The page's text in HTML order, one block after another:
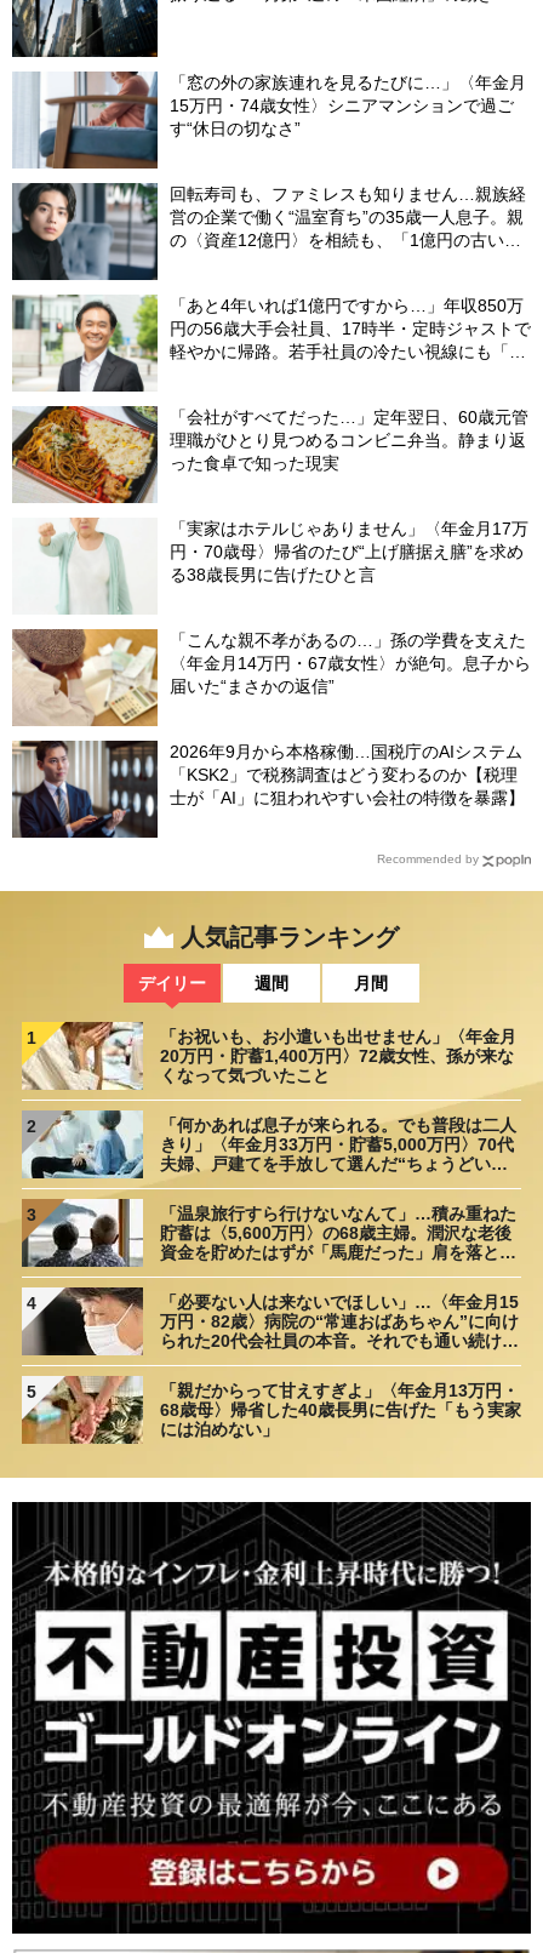
「窓の外の家族連れを見るたびに…」〈年金月
15万円・74歳女性〉シニアマンションで過ご
す“休日の切なさ”
回転寿司も、ファミレスも知りません…親族経
営の企業で働く“温室育ち”の35歳一人息子。親
の〈資産12億円〉を相続も、「1億円の古いビ
「あと4年いれば1億円ですから…」年収850万
円の56歳大手会社員、17時半・定時ジャストで
軽やかに帰路。若手社員の冷たい視線にも「だ
「会社がすべてだった…」定年翌日、60歳元管
理職がひとり見つめるコンビニ弁当。静まり返
った食卓で知った現実
「実家はホテルじゃありません」〈年金月17万
円・70歳母〉帰省のたび“上げ膳据え膳”を求め
る38歳長男に告げたひと言
「こんな親不孝があるの…」孫の学費を支えた
〈年金月14万円・67歳女性〉が絶句。息子から
届いた“まさかの返信”
2026年9月から本格稼働…国税庁のAIシステム
「KSK2」で税務調査はどう変わるのか【税理
士が「AI」に狙われやすい会社の特徴を暴露】
Recommended by
人気記事ランキング
デイリー 週間 月間
1
「お祝いも、お小遣いも出せません」〈年金月
20万円・貯蓄1,400万円〉72歳女性、孫が来な
くなって気づいたこと
2
「何かあれば息子が来られる。でも普段は二人
きり」〈年金月33万円・貯蓄5,000万円〉70代
夫婦、戸建てを手放して選んだ“ちょうどいい
3
「温泉旅行すら行けないなんて」…積み重ねた
貯蓄は〈5,600万円〉の68歳主婦。潤沢な老後
資金を貯めたはずが「馬鹿だった」肩を落とす
4
「必要ない人は来ないでほしい」…〈年金月15
万円・82歳〉病院の“常連おばあちゃん”に向け
られた20代会社員の本音。それでも通い続ける
5
「親だからって甘えすぎよ」〈年金月13万円・
68歳母〉帰省した40歳長男に告げた「もう実家
には泊めない」